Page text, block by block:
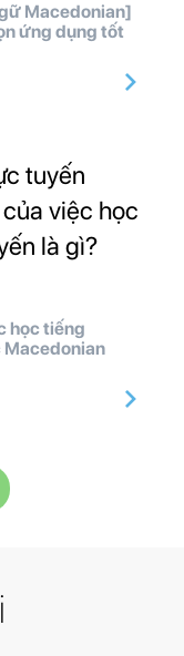
Macedonian]
ứng dụng tốt
tuyến
việc học
là gì?
học tiếng
Macedonian